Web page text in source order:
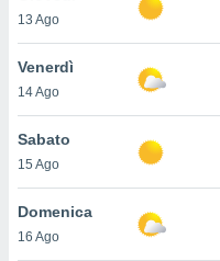
nella
cookie
in
13 Ago
Venerdì
14 Ago
Sabato
15 Ago
Domenica
16 Ago